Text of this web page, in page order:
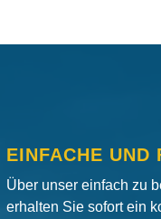
EINFACHE UND
Über unser einfach zu
erhalten Sie sofort ein